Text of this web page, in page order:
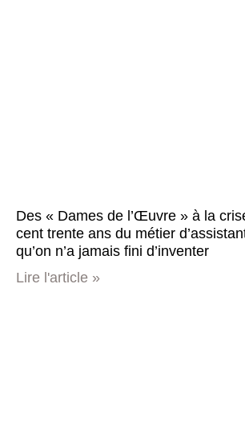
Des « Dames de l’Œuvre » à la
cent trente ans du métier
qu’on n’a jamais fini d’inventer
Lire l'article »